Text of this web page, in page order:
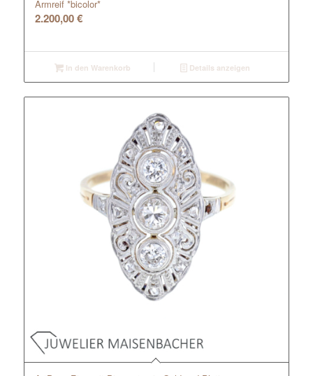
Armreif *bicolor*
2.200,00€
In den Warenkorb Details anzeigen